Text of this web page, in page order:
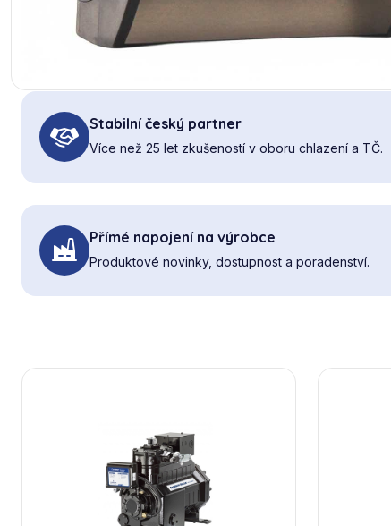
Stabilní český partner
Více než 25 let zkušeností v oboru chlazení a TČ.
Přímé napojení na výrobce
Produktové novinky, dostupnost a poradenství.